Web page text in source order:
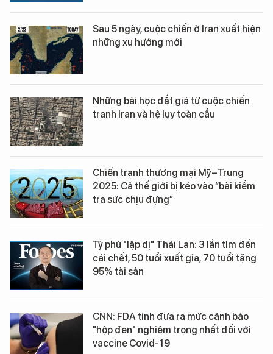
Sau 5 ngày, cuộc chiến ở Iran xuất hiện
những xu hướng mới
Những bài học đắt giá từ cuộc chiến
tranh Iran và hệ lụy toàn cầu
Chiến tranh thương mại Mỹ–Trung
2025: Cả thế giới bị kéo vào “bài kiểm
tra sức chịu đựng”
Tỷ phú "lập dị" Thái Lan: 3 lần tìm đến
cái chết, 50 tuổi xuất gia, 70 tuổi tặng
95% tài sản
CNN: FDA tính đưa ra mức cảnh báo
"hộp đen" nghiêm trọng nhất đối với
vaccine Covid-19